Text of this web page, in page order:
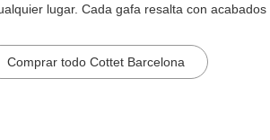
lugar. Cada gafa resalta con acabados
Comprar todo Cottet Barcelona